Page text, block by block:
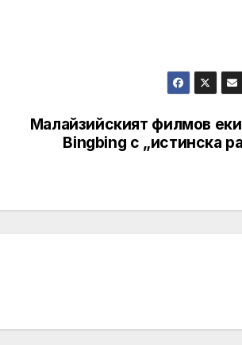
Малайзийският филмов
Bingbing с „истинска